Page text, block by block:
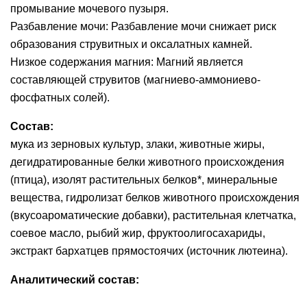
промывание мочевого пузыря.
Разбавление мочи: Разбавление мочи снижает риск
образования струвитных и оксалатных камней.
Низкое содержания магния: Магний является
составляющей струвитов (магниево-аммониево-
фосфатных солей).
Состав:
мука из зерновых культур, злаки, животные жиры,
дегидратированные белки животного происхождения
(птица), изолят растительных белков*, минеральные
вещества, гидролизат белков животного происхождения
(вкусоароматические добавки), растительная клетчатка,
соевое масло, рыбий жир, фруктоолигосахариды,
экстракт бархатцев прямостоячих (источник лютеина).
Аналитический состав: